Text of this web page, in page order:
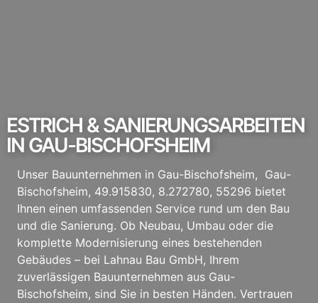
ESTRICH & SANIERUNGSARBEITEN
IN GAU-BISCHOFSHEIM
Unser Bauunternehmen in Gau-Bischofsheim, Gau-
Bischofsheim, 49.915830, 8.272780, 55296 bietet
Ihnen einen umfassenden Service rund um den Bau
und die Sanierung. Ob Neubau, Umbau oder die
komplette Modernisierung eines bestehenden
Gebäudes – bei Lahnau Bau GmbH, Ihrem
zuverlässigen Bauunternehmen aus Gau-
Bischofsheim, sind Sie in besten Händen. Vertrauen